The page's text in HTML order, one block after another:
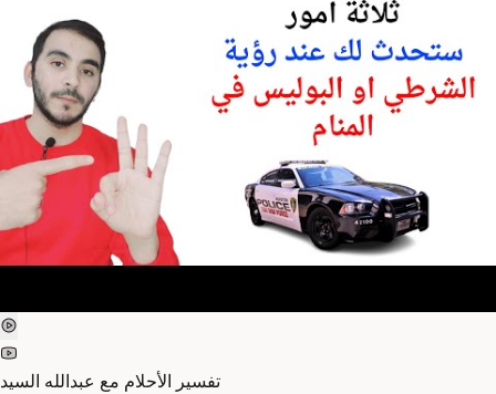
تفسير الأحلام مع عبدالله السيد